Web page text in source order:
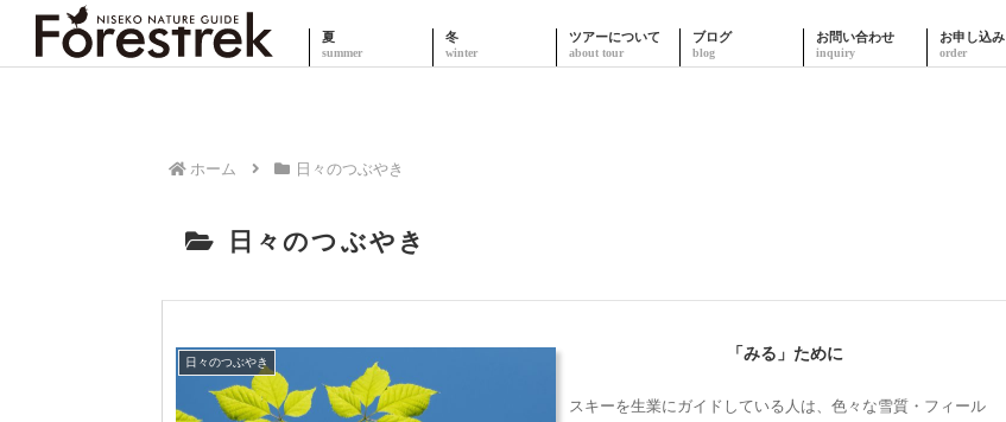
夏 冬 ツアーについて ブログ お問い合わせ お申し込み
ホーム 日々のつぶやき
日々のつぶやき
日々のつぶやき 「みる」ために
スキーを生業にガイドしている人は、色々な雪質・フィール